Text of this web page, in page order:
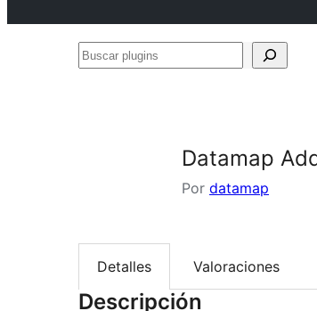
Buscar
Datamap
Por datamap
Detalles Valoraciones
Descripción